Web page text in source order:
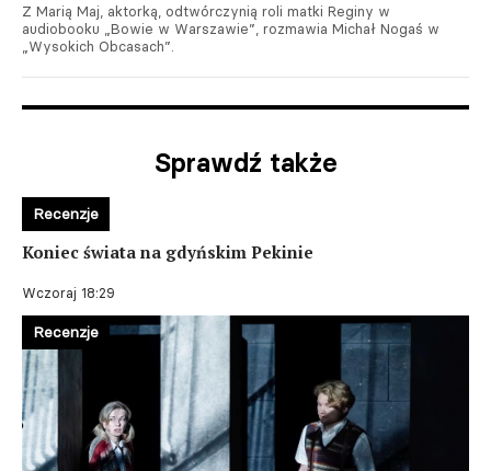
Z Marią Maj, aktorką, odtwórczynią roli matki Reginy w
audiobooku „Bowie w Warszawie”, rozmawia Michał Nogaś w
„Wysokich Obcasach”.
Sprawdź także
Koniec świata na gdyńskim Pekinie
Wczoraj 18:29
Recenzje
Recenzje